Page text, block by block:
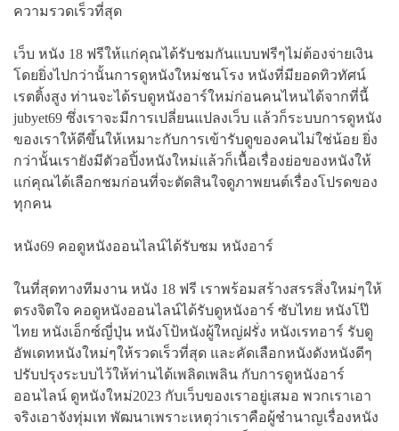
ความรวดเร็วที่สุด
เว็บ หนัง 18 ฟรีให้แก่คุณได้รับชมกันแบบฟรีๆไม่ต้องจ่ายเงิน
โดยยิ่งไปกว่านั้นการดูหนังใหม่ชนโรง หนังที่มียอดทิวทัศน์
เรตติ้งสูง ท่านจะได้รบดูหนังอาร์ใหม่ก่อนคนไหนได้จากที่นี้
jubyet69 ซึ่งเราจะมีการเปลี่ยนแปลงเว็บ แล้วก็ระบบการดูหนัง
ของเราให้ดีขึ้นให้เหมาะกับการเข้ารับดูของคนไม่ใช่น้อย ยิ่ง
กว่านั้นเรายังมีตัวอปิ้งหนังใหม่แล้วก็เนื้อเรื่องย่อของหนังให้
แก่คุณได้เลือกชมก่อนที่จะตัดสินใจดูภาพยนต์เรื่องโปรดของ
ทุกคน
หนัง69 คอดูหนังออนไลน์ได้รับชม หนังอาร์
ในที่สุดทางทีมงาน หนัง 18 ฟรี เราพร้อมสร้างสรรสิ่งใหม่ๆให้
ตรงจิตใจ คอดูหนังออนไลน์ได้รับดูหนังอาร์ ซับไทย หนังโป๊
ไทย หนังเอ็กซ์ญี่ปุ่น หนังโป้หนังผู้ใหญ่ฝรั่ง หนังเรทอาร์ รับดู
อัพเดทหนังใหม่ๆให้รวดเร็วที่สุด และคัดเลือกหนังดังหนังดีๆ
ปรับปรุงระบบไว้ให้ท่านได้เพลิดเพลิน กับการดูหนังอาร์
ออนไลน์ ดูหนังใหม่2023 กับเว็บของเราอยู่เสมอ พวกเราเอา
จริงเอาจังทุ่มเท พัฒนาเพราะเหตุว่าเราคือผู้ชำนาญเรื่องหนัง